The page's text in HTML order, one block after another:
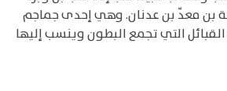
بن معدّ بن عدنان. وهي إحدى جماجم
التي تجمع البطون وينسب إليها